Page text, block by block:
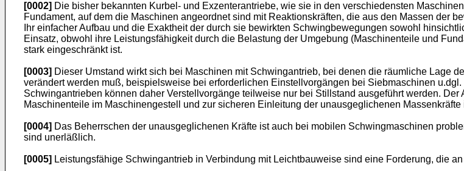
[0002] Die bisher bekannten Kurbel- und Exzenterantriebe, wie sie in den verschiedensten
Fundament, auf dem die Maschinen angeordnet sind mit Reaktionskräften, die aus den Massen der
Ihr einfacher Aufbau und die Exaktheit der durch sie be­wirkten Schwingbewegungen sowohl
Einsatz, obwohl ihre Leistungsfähigkeit durch die Belastung der Umgebung (Ma­schinenteile und
stark eingeschränkt ist.
[0003] Dieser Umstand wirkt sich bei Maschinen mit Schwingantrieb, bei denen die räumliche Lage
verändert werden muß, beispielsweise bei erforderlichen Einstellvorgängen bei Siebmaschinen
Schwingantrieben können daher Verstellvorgänge teilweise nur bei Stillstand ausgeführt werden.
Maschinenteile im Maschinengestell und zur sicheren Einleitung der unausgeglichenen
[0004] Das Beherrschen der unausgeglichenen Kräfte ist auch bei mo­bilen Schwingmaschinen
sind unerläßlich.
[0005] Leistungsfähige Schwingantrieb in Verbindung mit Leichtbau­weise sind eine Forderung, die